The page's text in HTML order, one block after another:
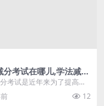
分考试在哪儿,学法减分
什么技巧(学法减分考试
试)
考试是近年来为了提高交
识而推出的一项重要措
该考试，驾驶人...
12